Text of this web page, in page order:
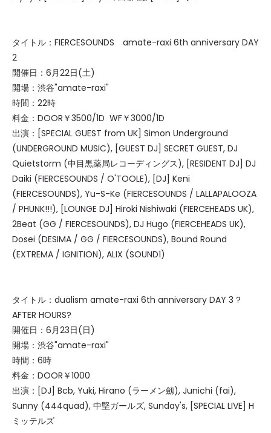
タイトル：FIERCESOUNDS amate-raxi 6th anniversary DAY
2
開催日：6月22日(土)
開場：渋谷"amate-raxi"
時間：22時
料金：DOOR￥3500/1D WF￥3000/1D
出演：[SPECIAL GUEST from UK] Simon Underground
(UNDERGROUND MUSIC), [GUEST DJ] SECRET GUEST, DJ
Quietstorm (中目黒薬局レコーディングス), [RESIDENT DJ] DJ
Daiki (FIERCESOUNDS / O'TOOLE), [DJ] Keni
(FIERCESOUNDS), Yu-S-Ke (FIERCESOUNDS / LALLAPALOOZA
/ PHUNK!!!), [LOUNGE DJ] Hiroki Nishiwaki (FIERCEHEADS UK),
2Beat (GG / FIERCESOUNDS), DJ Hugo (FIERCEHEADS UK),
Dosei (DESIMA / GG / FIERCESOUNDS), Bound Round
(EXTREMA / IGNITION), ALIX (SOUND1)
タイトル：dualism amate-raxi 6th anniversary DAY 3 ?
AFTER HOURS?
開催日：6月23日(日)
開場：渋谷"amate-raxi"
時間：6時
料金：DOOR￥1000
出演：[DJ] Bcb, Yuki, Hirano (ラーメン劔), Junichi (fai),
Sunny (444quad), 中堅ガールズ, Sunday's, [SPECIAL LIVE] H
ミッテルズ